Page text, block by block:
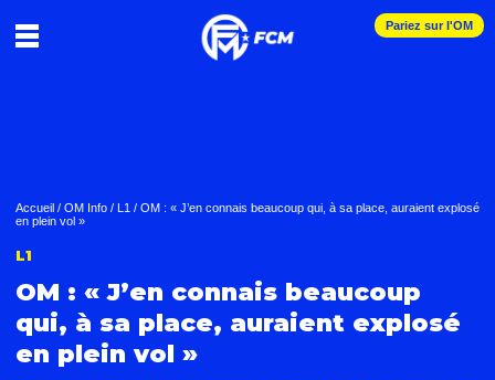
Pariez sur l'OM
Accueil / OM Info / L1 / OM : « J’en connais beaucoup qui, à sa place, auraient explosé
en plein vol »
L1
OM : « J’en connais beaucoup
qui, à sa place, auraient explosé
en plein vol »